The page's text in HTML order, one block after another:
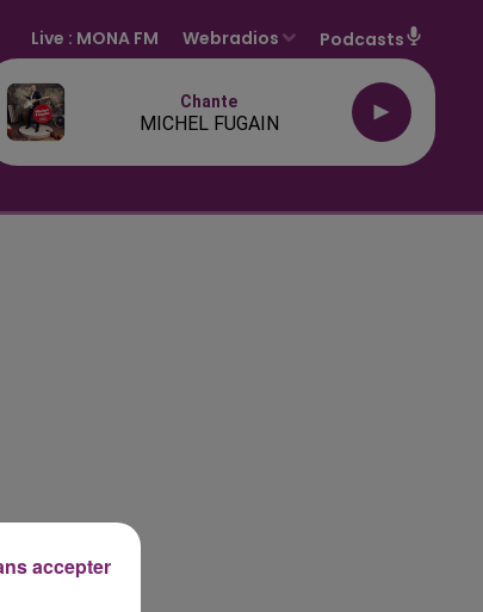
Live : MONA FM Webradios Podcasts
Chante
MICHEL FUGAIN
accepter